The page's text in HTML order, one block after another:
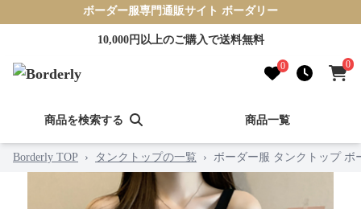
ボーダー服専門通販サイト ボーダリー
10,000円以上のご購入で送料無料
0 0
商品を検索する 商品一覧
Borderly TOP › タンクトップの一覧 › ボーダー服 タンクトップ ボ